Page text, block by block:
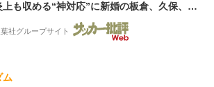
上も収める“神対応”に新婚の板倉、久保、長
夫妻も続々エール!
社グループサイト
ム